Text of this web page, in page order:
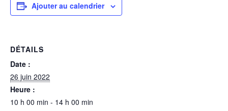
Ajouter au calendrier
DÉTAILS
Date :
26 juin 2022
Heure :
10 h 00 min - 14 h 00 min